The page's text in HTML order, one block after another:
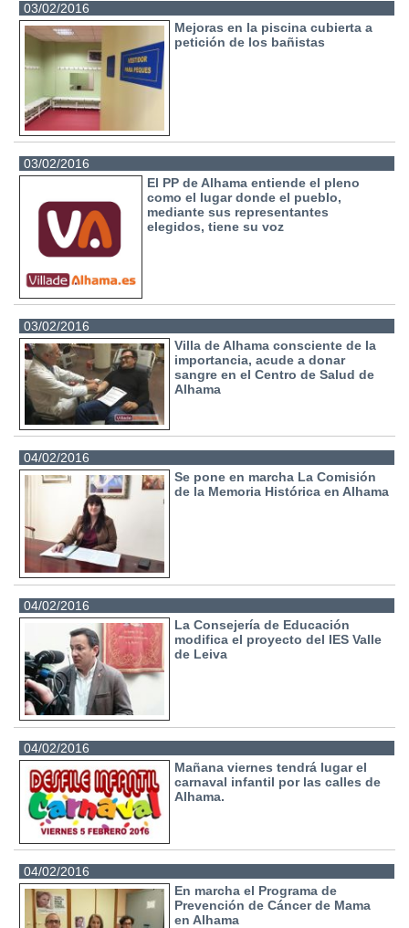
03/02/2016
Mejoras en la piscina cubierta a
petición de los bañistas
03/02/2016
El PP de Alhama entiende el pleno
como el lugar donde el pueblo,
mediante sus representantes
elegidos, tiene su voz
03/02/2016
Villa de Alhama consciente de la
importancia, acude a donar
sangre en el Centro de Salud de
Alhama
04/02/2016
Se pone en marcha La Comisión
de la Memoria Histórica en Alhama
04/02/2016
La Consejería de Educación
modifica el proyecto del IES Valle
de Leiva
04/02/2016
Mañana viernes tendrá lugar el
carnaval infantil por las calles de
Alhama.
04/02/2016
En marcha el Programa de
Prevención de Cáncer de Mama
en Alhama